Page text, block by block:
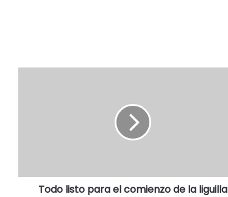
Todo listo para el comienzo de la liguilla